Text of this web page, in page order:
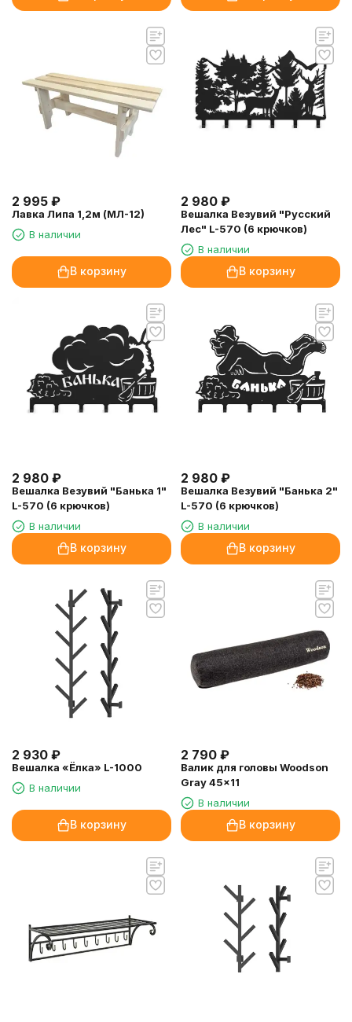
2 995 ₽
Лавка Липа 1,2м (МЛ-12)
В наличии
В корзину
2 980 ₽
Вешалка Везувий "Русский
Лес" L-570 (6 крючков)
В наличии
В корзину
2 980 ₽
Вешалка Везувий "Банька 1"
L-570 (6 крючков)
В наличии
В корзину
2 980 ₽
Вешалка Везувий "Банька 2"
L-570 (6 крючков)
В наличии
В корзину
2 930 ₽
Вешалка «Ёлка» L-1000
В наличии
В корзину
2 790 ₽
Валик для головы Woodson
Gray 45x11
В наличии
В корзину